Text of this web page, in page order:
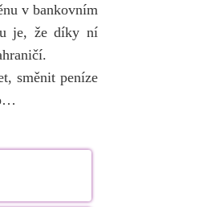
v bankovním
je, že díky ní
směnit peníze